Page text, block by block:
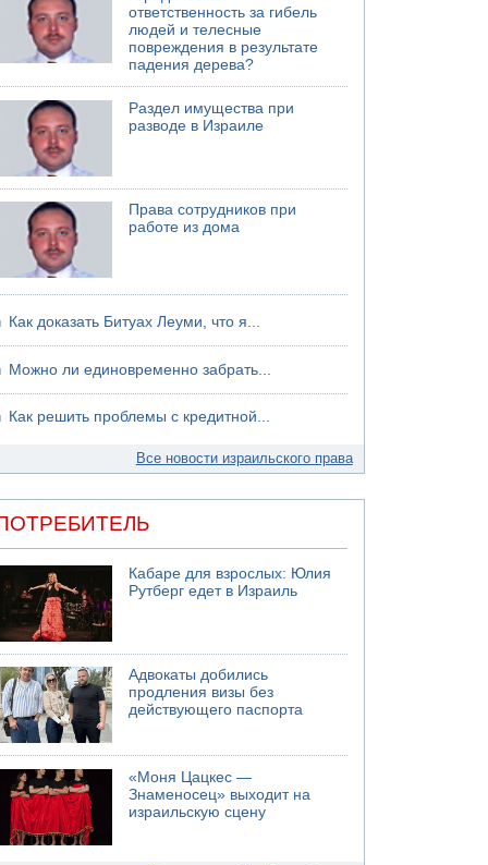
06.08.2026 13:13
Арестованы двое подозреваемых в стрельбе
электрической компании
06.08.2026 13:07
Возле Кирьят-Арбы пожар на местности
06.08.2026 12:06
США не будут давить на Израиль в вопросе
ответственность за гибель
людей и телесные
повреждения в результате
падения дерева?
Раздел имущества при
разводе в Израиле
Права сотрудников при
работе из дома
Как доказать Битуах Леуми, что я...
Можно ли единовременно забрать...
Как решить проблемы с кредитной...
Все новости израильского права
Кабаре для взрослых: Юлия
Рутберг едет в Израиль
Адвокаты добились
продления визы без
действующего паспорта
«Моня Цацкес —
Знаменосец» выходит на
израильскую сцену